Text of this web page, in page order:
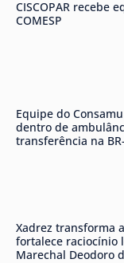
CISCOPAR recebe
COMESP
Equipe do
dentro de
transferência na
Xadrez transforma
fortalece raciocínio
Marechal Deodoro